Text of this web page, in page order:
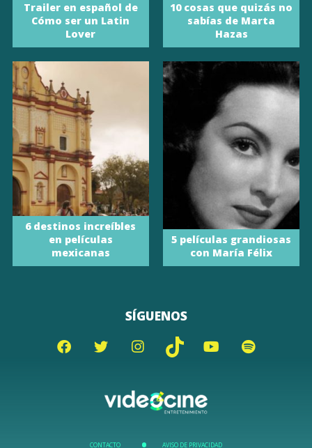
Trailer en español de
Cómo ser un Latin
Lover
10 cosas que quizás no
sabías de Marta
Hazas
6 destinos increíbles
en películas
mexicanas
5 películas grandiosas
con María Félix
SÍGUENOS
CONTACTO AVISO DE PRIVACIDAD